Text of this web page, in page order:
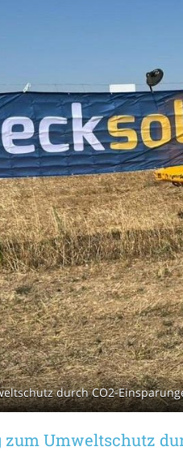
durch CO2-
zum Umweltschutz